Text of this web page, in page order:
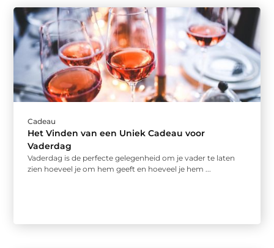
Cadeau
Het Vinden van een Uniek Cadeau voor
Vaderdag
Vaderdag is de perfecte gelegenheid om je vader te laten
zien hoeveel je om hem geeft en hoeveel je hem ...